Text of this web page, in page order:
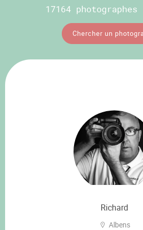
17164
Chercher un
Richard
Albens